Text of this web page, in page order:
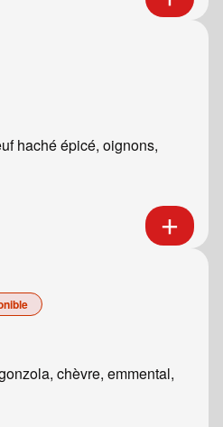
haché épicé, oignons,
chèvre, emmental,